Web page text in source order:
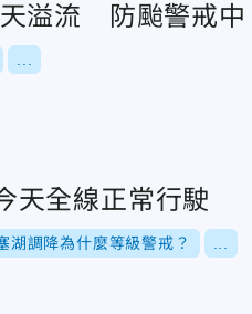
溢流 防颱警戒中
天全線正常行駛
湖調降為什麼等級警戒？